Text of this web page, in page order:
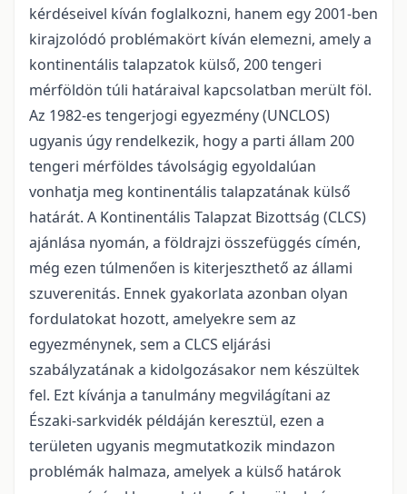
kérdéseivel kíván foglalkozni, hanem egy 2001-ben
kirajzolódó problémakört kíván elemezni, amely a
kontinentális talapzatok külső, 200 tengeri
mérföldön túli határaival kapcsolatban merült föl.
Az 1982-es tengerjogi egyezmény (UNCLOS)
ugyanis úgy rendelkezik, hogy a parti állam 200
tengeri mérföl­des távolságig egyoldalúan
vonhatja meg kontinentális talapzatának külső
határát. A Kontinentális Talapzat Bizottság (CLCS)
ajánlása nyomán, a földrajzi összefüggés címén,
még ezen túlmenően is ki­terjeszthető az állami
szuverenitás. Ennek gyakorlata azonban olyan
fordulatokat hozott, amelyekre sem az
egyezménynek, sem a CLCS eljárási
szabályzatának a kidolgozásakor nem készültek
fel. Ezt kívánja a tanulmány megvilágítani az
Északi-sarkvidék példáján keresztül, ezen a
területen ugyanis megmutatkozik mindazon
problémák halmaza, amelyek a külső határok